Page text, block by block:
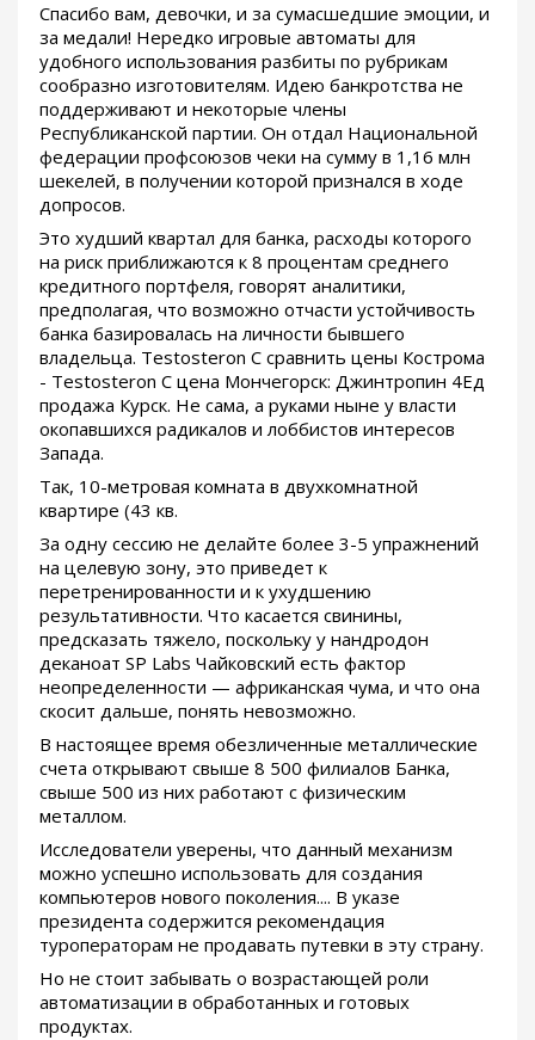
Спасибо вам, девочки, и за сумасшедшие эмоции, и
за медали! Нередко игровые автоматы для
удобного использования разбиты по рубрикам
сообразно изготовителям. Идею банкротства не
поддерживают и некоторые члены
Республиканской партии. Он отдал Национальной
федерации профсоюзов чеки на сумму в 1,16 млн
шекелей, в получении которой признался в ходе
допросов.
Это худший квартал для банка, расходы которого
на риск приближаются к 8 процентам среднего
кредитного портфеля, говорят аналитики,
предполагая, что возможно отчасти устойчивость
банка базировалась на личности бывшего
владельца. Testosteron C сравнить цены Кострома
- Testosteron C цена Мончегорск: Джинтропин 4Ед
продажа Курск. Не сама, а руками ныне у власти
окопавшихся радикалов и лоббистов интересов
Запада.
Так, 10-метровая комната в двухкомнатной
квартире (43 кв.
За одну сессию не делайте более 3-5 упражнений
на целевую зону, это приведет к
перетренированности и к ухудшению
результативности. Что касается свинины,
предсказать тяжело, поскольку у нандродон
деканоат SP Labs Чайковский есть фактор
неопределенности — африканская чума, и что она
скосит дальше, понять невозможно.
В настоящее время обезличенные металлические
счета открывают свыше 8 500 филиалов Банка,
свыше 500 из них работают с физическим
металлом.
Исследователи уверены, что данный механизм
можно успешно использовать для создания
компьютеров нового поколения.... В указе
президента содержится рекомендация
туроператорам не продавать путевки в эту страну.
Но не стоит забывать о возрастающей роли
автоматизации в обработанных и готовых
продуктах.